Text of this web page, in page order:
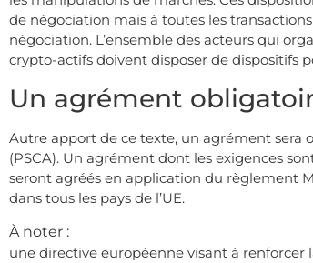
de négociation mais à toutes les
négociation. L’ensemble des acteurs qui
crypto-actifs doivent disposer de dispositifs
Un agrément
Autre apport de ce texte, un agrément sera
(PSCA). Un agrément dont les exigences
seront agréés en application du règlement
dans tous les pays de l’UE.
À noter :
une directive européenne visant à renforcer